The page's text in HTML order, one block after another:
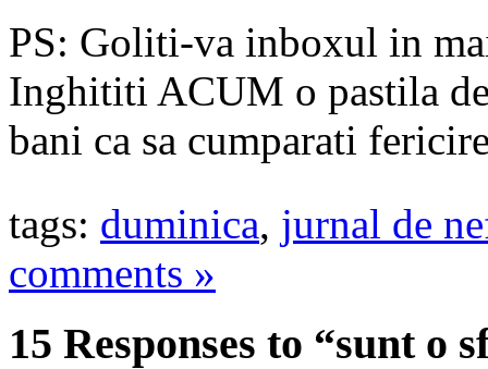
PS: Goliti-va inboxul in
Inghititi ACUM o pastila
bani ca sa cumparati
tags: duminica, jurnal de
comments »
15 Responses to “sunt o